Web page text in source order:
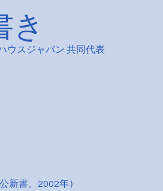
ウスジャパン 共同代表
新書、2002年）